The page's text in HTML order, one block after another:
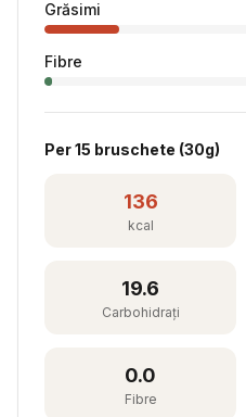
Grăsimi
Fibre
Per15 bruschete (30g)
136
kcal
19.6
Carbohidrați
0.0
Fibre